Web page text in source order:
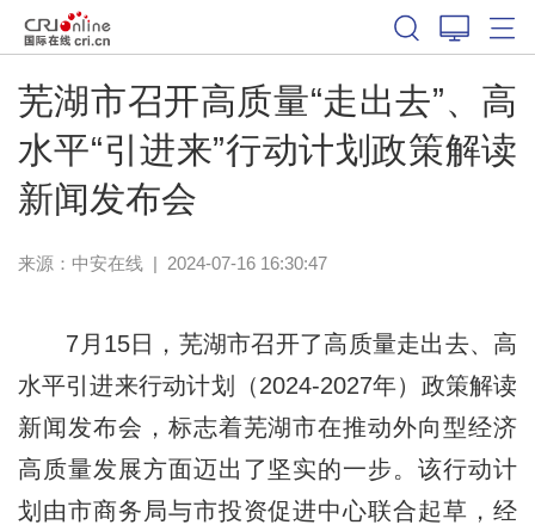
芜湖市召开高质量“走出去”、高
水平“引进来”行动计划政策解读
新闻发布会
来源： 中安在线| 2024-07-16 16:30:47
7月15日，芜湖市召开了高质量走出去、高
水平引进来行动计划（2024-2027年）政策解读
新闻发布会，标志着芜湖市在推动外向型经济
高质量发展方面迈出了坚实的一步。该行动计
划由市商务局与市投资促进中心联合起草，经